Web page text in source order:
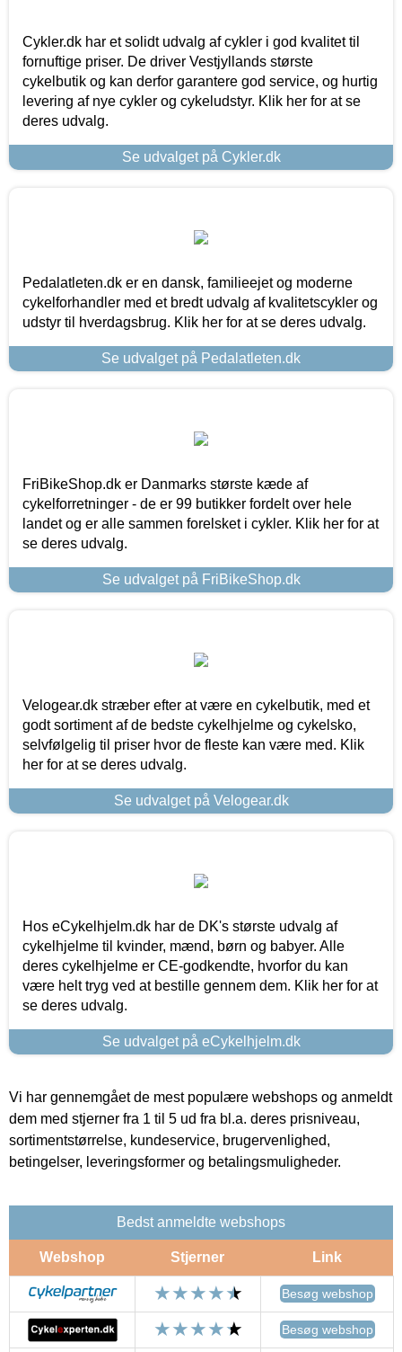
Cykler.dk har et solidt udvalg af cykler i god kvalitet til
fornuftige priser. De driver Vestjyllands største
cykelbutik og kan derfor garantere god service, og hurtig
levering af nye cykler og cykeludstyr. Klik her for at se
deres udvalg.
Se udvalget på Cykler.dk
Pedalatleten.dk er en dansk, familieejet og moderne
cykelforhandler med et bredt udvalg af kvalitetscykler og
udstyr til hverdagsbrug. Klik her for at se deres udvalg.
Se udvalget på Pedalatleten.dk
FriBikeShop.dk er Danmarks største kæde af
cykelforretninger - de er 99 butikker fordelt over hele
landet og er alle sammen forelsket i cykler. Klik her for at
se deres udvalg.
Se udvalget på FriBikeShop.dk
Velogear.dk stræber efter at være en cykelbutik, med et
godt sortiment af de bedste cykelhjelme og cykelsko,
selvfølgelig til priser hvor de fleste kan være med. Klik
her for at se deres udvalg.
Se udvalget på Velogear.dk
Hos eCykelhjelm.dk har de DK's største udvalg af
cykelhjelme til kvinder, mænd, børn og babyer. Alle
deres cykelhjelme er CE-godkendte, hvorfor du kan
være helt tryg ved at bestille gennem dem. Klik her for at
se deres udvalg.
Se udvalget på eCykelhjelm.dk
Vi har gennemgået de mest populære webshops og anmeldt
dem med stjerner fra 1 til 5 ud fra bl.a. deres prisniveau,
sortimentstørrelse, kundeservice, brugervenlighed,
betingelser, leveringsformer og betalingsmuligheder.
Bedst anmeldte webshops
Webshop Stjerner Link
Besøg webshop
Besøg webshop